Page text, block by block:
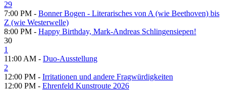
29
7:00 PM - Bonner Bogen - Literarisches von A (wie Beethoven) bis
Z (wie Westerwelle)
8:00 PM - Happy Birthday, Mark-Andreas Schlingensiepen!
30
1
11:00 AM - Duo-Ausstellung
2
12:00 PM - Irritationen und andere Fragwürdigkeiten
12:00 PM - Ehrenfeld Kunstroute 2026